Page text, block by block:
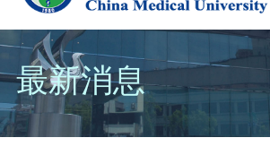
最新消息